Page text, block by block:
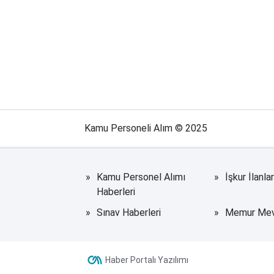
Kamu Personeli Alım © 2025
Kamu Personel Alımı
Haberleri
İşkur
Sınav Haberleri Memur
Haber Portalı Yazılımı